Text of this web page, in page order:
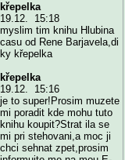
křepelka
19.12. 15:18
myslim tim knihu Hlubina
casu od Rene Barjavela,di
ky křepelka
křepelka
19.12. 15:16
je to super!Prosim muzete
mi poradit kde mohu tuto
knihu koupit?Strat ila se
mi pri stehovani,a moc ji
chci sehnat zpet,prosim